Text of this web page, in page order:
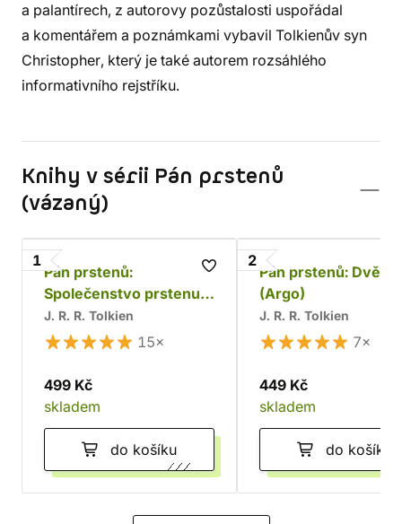
a palantírech, z autorovy pozůstalosti uspořádal
a komentářem a poznámkami vybavil Tolkienův syn
Christopher, který je také autorem rozsáhlého
informativního rejstříku.
Knihy v sérii Pán prstenů
(vázaný)
1
Pán prstenů:
Společenstvo prstenu
(Argo)
J. R. R. Tolkien
15×
499 Kč
skladem
do košíku
2
Pán prstenů: Dvě
(Argo)
J. R. R. Tolkien
7×
449 Kč
skladem
do košíku